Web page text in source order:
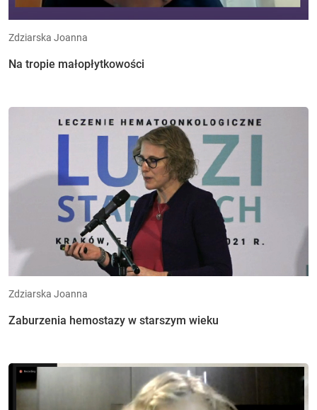
Zdziarska Joanna
Na tropie małopłytkowości
Zdziarska Joanna
Zaburzenia hemostazy w starszym wieku